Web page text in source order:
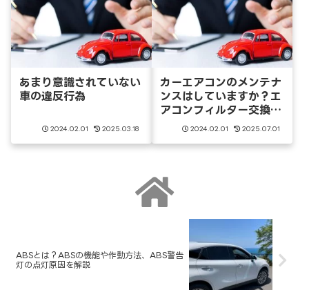
あまり意識されていない
車の違反行為
2024.02.01 2025.03.18
カーエアコンのメンテナ
ンスはしていますか？エ
アコンフィルター交換の
2024.02.01 2025.07.01
ABSとは？ABSの機能や作動方法、ABS警告
灯の点灯原因を解説